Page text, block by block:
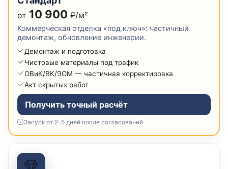
от 10 900 ₽/м²
Коммерческая отделка «под ключ»: частичный
демонтаж, обновление инженерии.
Демонтаж и подготовка
Чистовые материалы под трафик
ОВиК/ВК/ЭОМ — частичная корректировка
Акт скрытых работ
Получить точный расчёт
Запуск от 2–5 дней после согласований